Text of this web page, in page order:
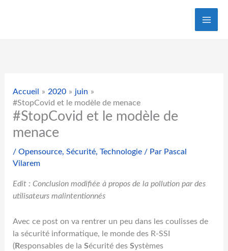
Accueil 2020
juin
#StopCovid et le modèle de menace
#StopCovid et le modèle de
menace
/Opensource,Sécurité,Technologie / Par Pascal
Vilarem
Edit : Conclusion modifiée à propos de la pollution par des
utilisateurs malintentionnés
Avec ce post on va rentrer un peu dans les coulisses de
la sécurité informatique, le monde des R-SSI
(Responsables de laSécurité desSystèmes